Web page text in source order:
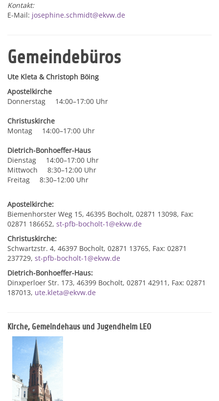
Kontakt:
E-Mail: josephine.schmidt@ekvw.de
Gemeindebüros
Ute Kleta & Christoph Böing
Apostelkirche
Donnerstag 14:00–17:00 Uhr
Christuskirche
Montag 14:00–17:00 Uhr
Dietrich-Bonhoeffer-Haus
Dienstag 14:00–17:00 Uhr
Mittwoch 8:30–12:00 Uhr
Freitag 8:30–12:00 Uhr
Apostelkirche:
Biemenhorster Weg 15, 46395 Bocholt, 02871 13098, Fax:
02871 186652, st-pfb-bocholt-1@ekvw.de
Christuskirche:
Schwartzstr. 4, 46397 Bocholt, 02871 13765, Fax: 02871
237729, st-pfb-bocholt-1@ekvw.de
Dietrich-Bonhoeffer-Haus:
Dinxperloer Str. 173, 46399 Bocholt, 02871 42911, Fax: 02871
187013, ute.kleta@ekvw.de
Kirche, Gemeindehaus und Jugendheim LEO